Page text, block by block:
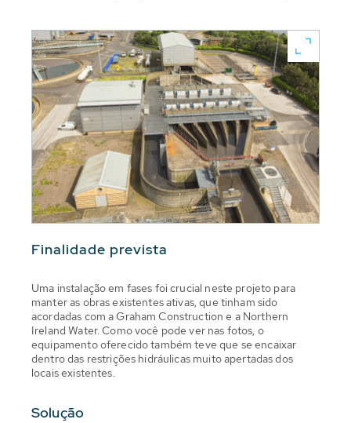
Finalidade prevista
Uma instalação em fases foi crucial neste projeto para
manter as obras existentes ativas, que tinham sido
acordadas com a Graham Construction e a Northern
Ireland Water. Como você pode ver nas fotos, o
equipamento oferecido também teve que se encaixar
dentro das restrições hidráulicas muito apertadas dos
locais existentes.
Solução